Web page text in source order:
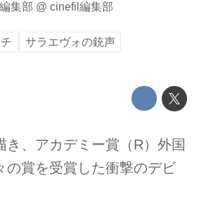
集部 @ cinefil編集部
サラエヴォの銃声
き、アカデミー賞（R）外国
の賞を受賞した衝撃のデビ